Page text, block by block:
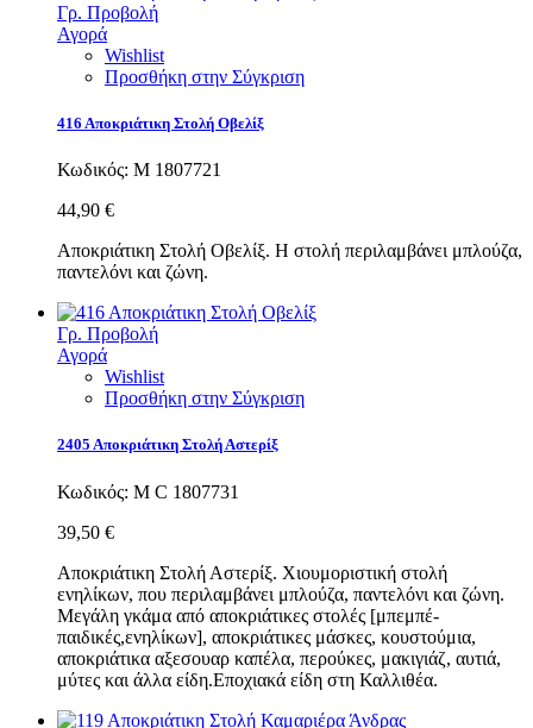
Γρ. Προβολή
Αγορά
Wishlist
Προσθήκη στην Σύγκριση
416 Αποκριάτικη Στολή Οβελίξ
Κωδικός: M 1807721
44,90 €
Αποκριάτικη Στολή Οβελίξ. H στολή περιλαμβάνει μπλούζα,
παντελόνι και ζώνη.
Γρ. Προβολή
Αγορά
Wishlist
Προσθήκη στην Σύγκριση
2405 Αποκριάτικη Στολή Αστερίξ
Κωδικός: Μ C 1807731
39,50 €
Αποκριάτικη Στολή Αστερίξ. Χιουμοριστική στολή
ενηλίκων, που περιλαμβάνει μπλούζα, παντελόνι και ζώνη.
Μεγάλη γκάμα από αποκριάτικες στολές [μπεμπέ-
παιδικές,ενηλίκων], αποκριάτικες μάσκες, κουστούμια,
αποκριάτικα αξεσουαρ καπέλα, περούκες, μακιγιάζ, αυτιά,
μύτες και άλλα είδη.Εποχιακά είδη στη Καλλιθέα.